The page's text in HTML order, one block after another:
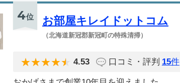
4位 お部屋キレイドットコム
（北海道新冠郡新冠町の特殊清掃）
4.53 口コミ・評判 15件